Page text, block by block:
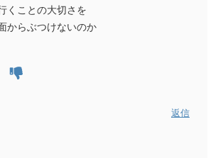
くことの大切さを
からぶつけないのか
返信